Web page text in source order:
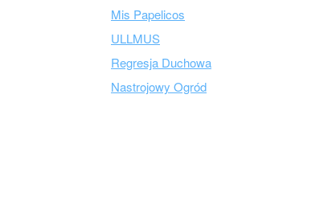
Mis Papelicos
ULLMUS
Regresja Duchowa
Nastrojowy Ogród